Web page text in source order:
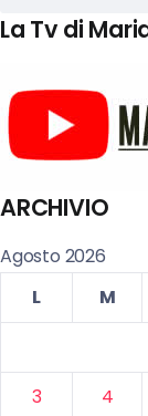
La Tv di
ARCHIVIO
Agosto 2026
L
M
3
4